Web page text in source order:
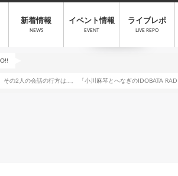
新着情報
NEWS
イベント情報
EVENT
ライブレポ
LIVE REPO
の2人の会話の行方は…。 「小川麻琴とへなぎのIDOBATA